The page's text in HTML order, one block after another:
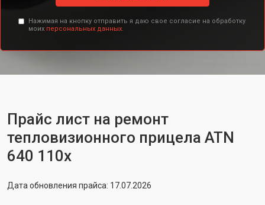
Нажимая на кнопку отправить я даю свое согласие на обработку
моих персональных данных.
Прайс лист на ремонт
тепловизионного прицела ATN
640 110x
Дата обновления прайса: 17.07.2026